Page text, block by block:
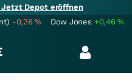
Depot eröffnen
-0,26% Dow Jones +0,46%